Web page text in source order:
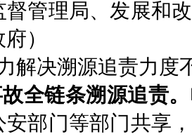
督管理局、发展和
）
解决溯源追责力度
全链条溯源追责。
安部门等部门共享